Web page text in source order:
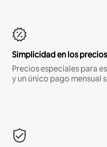
Simplicidad en los
Precios especiales para
y un único pago mensual